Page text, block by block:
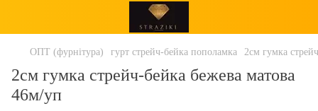
ОПТ (фурнітура) гурт стрейч-бейка пополамка 2см гумка
2см гумка стрейч-бейка бежева матова
46м/уп